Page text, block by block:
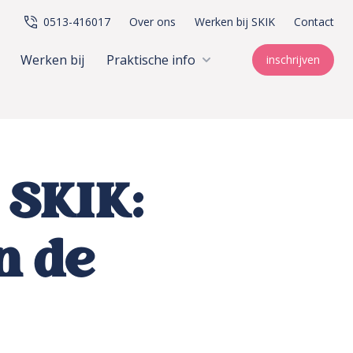
Werken bij Praktische info inschrijven
0513-416017 Over ons Werken bij SKIK Contact
de